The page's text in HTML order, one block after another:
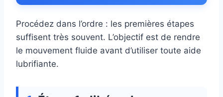
Procédez dans l’ordre : les premières étapes
suffisent très souvent. L’objectif est de rendre
le mouvement fluide avant d’utiliser toute aide
lubrifiante.